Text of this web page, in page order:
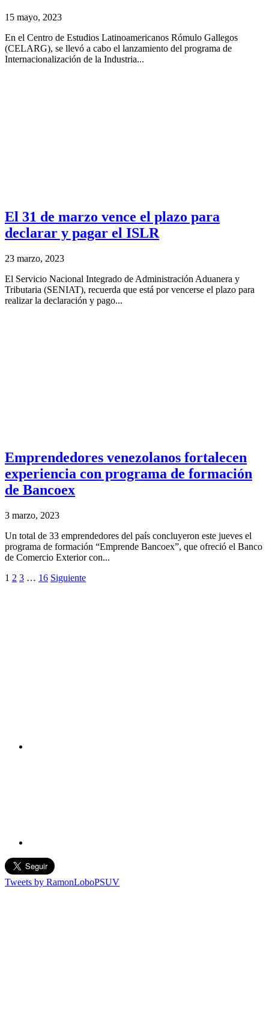
15 mayo, 2023
En el Centro de Estudios Latinoamericanos Rómulo Gallegos
(CELARG), se llevó a cabo el lanzamiento del programa de
Internacionalización de la Industria...
El 31 de marzo vence el plazo para
declarar y pagar el ISLR
23 marzo, 2023
El Servicio Nacional Integrado de Administración Aduanera y
Tributaria (SENIAT), recuerda que está por vencerse el plazo para
realizar la declaración y pago...
Emprendedores venezolanos fortalecen
experiencia con programa de formación
de Bancoex
3 marzo, 2023
Un total de 33 emprendedores del país concluyeron este jueves el
programa de formación “Emprende Bancoex”, que ofreció el Banco
de Comercio Exterior con...
1 2 3 … 16 Siguiente
Tweets by RamonLoboPSUV